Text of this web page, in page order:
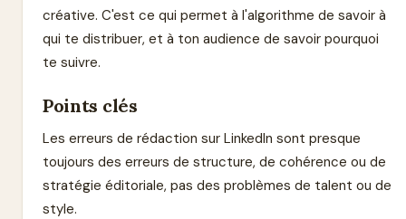
créative. C'est ce qui permet à l'algorithme de savoir à
qui te distribuer, et à ton audience de savoir pourquoi
te suivre.
Points clés
Les erreurs de rédaction sur LinkedIn sont presque
toujours des erreurs de structure, de cohérence ou de
stratégie éditoriale, pas des problèmes de talent ou de
style.